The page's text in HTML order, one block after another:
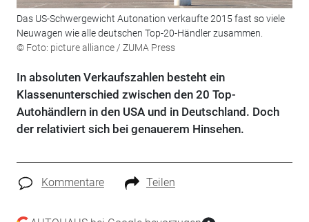
Das US-Schwergewicht Autonation verkaufte 2015 fast so viele
Neuwagen wie alle deutschen Top-20-Händler zusammen.
© Foto: picture alliance / ZUMA Press
In absoluten Verkaufszahlen besteht ein
Klassenunterschied zwischen den 20 Top-
Autohändlern in den USA und in Deutschland. Doch
der relativiert sich bei genauerem Hinsehen.
Kommentare Teilen